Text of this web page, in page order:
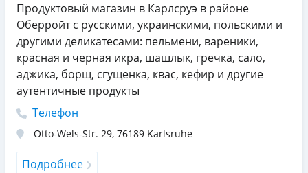
Продуктовый магазин в Карлсруэ в районе
Оберройт с русскими, украинскими, польскими и
другими деликатесами: пельмени, вареники,
красная и черная икра, шашлык, гречка, сало,
аджика, борщ, сгущенка, квас, кефир и другие
аутентичные продукты
Телефон
Otto-Wels-Str. 29, 76189 Karlsruhe
Подробнее